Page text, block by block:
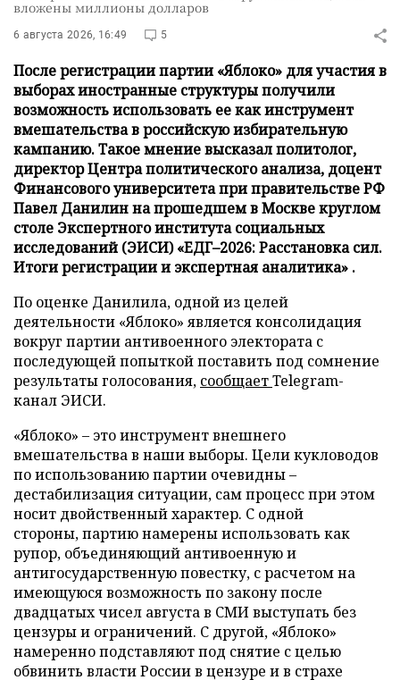
вложены миллионы долларов
6 августа 2026, 16:49 5
После регистрации партии «Яблоко» для участия в
выборах иностранные структуры получили
возможность использовать ее как инструмент
вмешательства в российскую избирательную
кампанию. Такое мнение высказал политолог,
директор Центра политического анализа, доцент
Финансового университета при правительстве РФ
Павел Данилин на прошедшем в Москве круглом
столе Экспертного института социальных
исследований (ЭИСИ) «ЕДГ–2026: Расстановка сил.
Итоги регистрации и экспертная аналитика» .
По оценке Данилила, одной из целей
деятельности «Яблоко» является консолидация
вокруг партии антивоенного электората с
последующей попыткой поставить под сомнение
результаты голосования, сообщаетTelegram-
канал ЭИСИ.
«Яблоко» – это инструмент внешнего
вмешательства в наши выборы. Цели кукловодов
по использованию партии очевидны –
дестабилизация ситуации, сам процесс при этом
носит двойственный характер. С одной
стороны, партию намерены использовать как
рупор, объединяющий антивоенную и
антигосударственную повестку, с расчетом на
имеющуюся возможность по закону после
двадцатых чисел августа в СМИ выступать без
цензуры и ограничений. С другой, «Яблоко»
намеренно подставляют под снятие с целью
обвинить власти России в цензуре и в страхе